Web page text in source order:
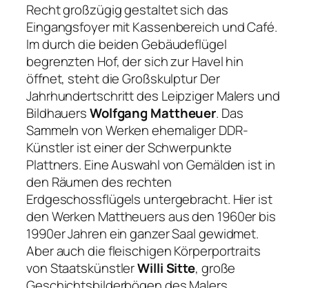
Recht großzügig gestaltet sich das
Eingangsfoyer mit Kassenbereich und Café.
Im durch die beiden Gebäudeflügel
begrenzten Hof, der sich zur Havel hin
öffnet, steht die GroßskulpturDer
Jahrhundertschrittdes Leipziger Malers und
BildhauersWolfgang Mattheuer. Das
Sammeln von Werken ehemaliger DDR-
Künstler ist einer der Schwerpunkte
Plattners. Eine Auswahl von Gemälden ist in
den Räumen des rechten
Erdgeschossflügels untergebracht. Hier ist
den Werken Mattheuers aus den 1960er bis
1990er Jahren ein ganzer Saal gewidmet.
Aber auch die fleischigen Körperportraits
von StaatskünstlerWilli Sitte, große